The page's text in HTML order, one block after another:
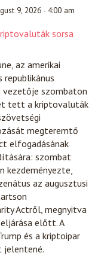
9, 2026 - 4:00 am
sorsa
az amerikai
republikánus
vezetője szombaton
tett a kriptovaluták
megteremtő
elfogadásának
szombat
kezdeményezte,
az augusztusi
Actről, megnyitva
előtt. A
és a kriptoipar
jelentené.